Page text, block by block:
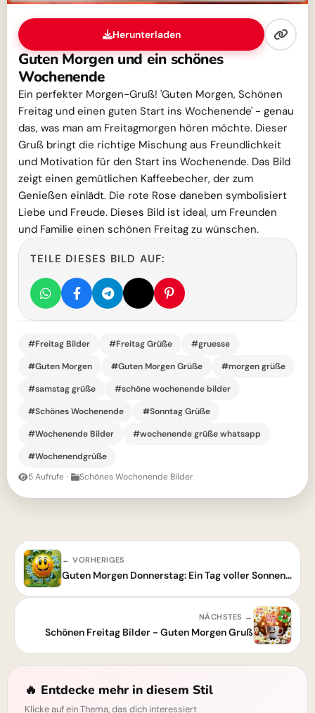
Herunterladen
Guten Morgen und ein schönes
Wochenende
Ein perfekter Morgen-Gruß! 'Guten Morgen, Schönen
Freitag und einen guten Start ins Wochenende' - genau
das, was man am Freitagmorgen hören möchte. Dieser
Gruß bringt die richtige Mischung aus Freundlichkeit
und Motivation für den Start ins Wochenende. Das Bild
zeigt einen gemütlichen Kaffeebecher, der zum
Genießen einlädt. Die rote Rose daneben symbolisiert
Liebe und Freude. Dieses Bild ist ideal, um Freunden
und Familie einen schönen Freitag zu wünschen.
TEILE DIESES BILD AUF:
#Freitag Bilder #Freitag Grüße
#gruesse
#Guten Morgen
#Guten Morgen Grüße
#morgen grüße
#samstag grüße
#schöne wochenende bilder
#Schönes Wochenende
#Sonntag Grüße
#Wochenende Bilder
#wochenende grüße whatsapp
#Wochenendgrüße
5 Aufrufe · Schönes Wochenende Bilder
← VORHERIGES
Guten Morgen Donnerstag: Ein Tag voller Sonnenschein!
NÄCHSTES →
Schönen Freitag Bilder - Guten Morgen Gruß
🔥 Entdecke mehr in diesem Stil
Klicke auf ein Thema, das dich interessiert